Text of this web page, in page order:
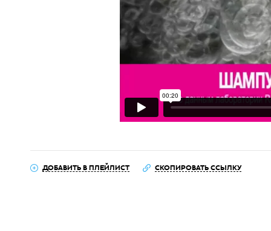
ДОБАВИТЬ В ПЛЕЙЛИСТ СКОПИРОВАТЬ ССЫЛКУ